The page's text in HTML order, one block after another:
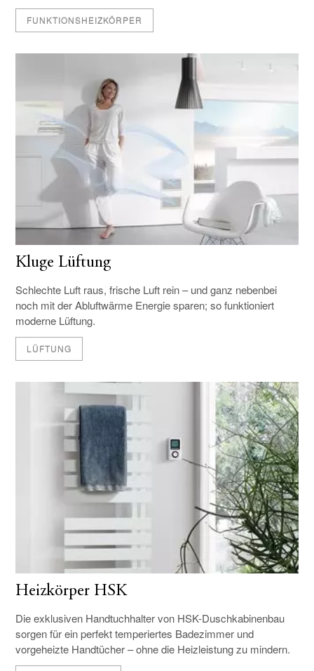
FUNKTIONSHEIZKÖRPER
Kluge Lüftung
Schlechte Luft raus, frische Luft rein – und ganz nebenbei
noch mit der Abluftwärme Energie sparen; so funktioniert
moderne Lüftung.
LÜFTUNG
Heizkörper HSK
Die exklusiven Handtuchhalter von HSK-Duschkabinenbau
sorgen für ein perfekt temperiertes Badezimmer und
vorgeheizte Handtücher – ohne die Heizleistung zu mindern.